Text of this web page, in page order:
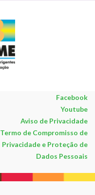
Facebook
Youtube
Aviso de Privacidade
Termo de Compromisso de
Privacidade e Proteção de
Dados Pessoais